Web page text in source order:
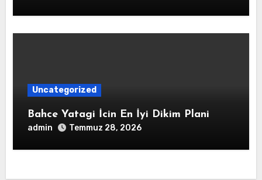
Uncategorized
Bahce Yatagi İcin En İyi Dikim Plani
admin Temmuz 28, 2026